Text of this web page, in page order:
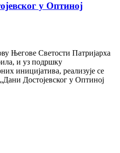
у Оптиној
Његове Светости Патријарха
и уз подршку
иницијатива, реализује се
Достојевског у Оптиној